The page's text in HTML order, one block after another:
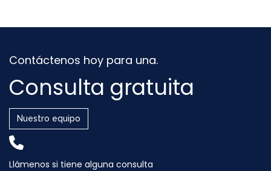
Contáctenos hoy para una.
Consulta gratuita
Nuestro equipo
Llámenos si tiene alguna consulta